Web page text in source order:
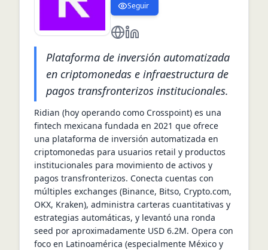
Seguir
https://ridian.io/
https://mx.linkedin.com/
Plataforma de inversión automatizada
en criptomonedas e infraestructura de
pagos transfronterizos institucionales.
Ridian (hoy operando como Crosspoint) es una
fintech mexicana fundada en 2021 que ofrece
una plataforma de inversión automatizada en
criptomonedas para usuarios retail y productos
institucionales para movimiento de activos y
pagos transfronterizos. Conecta cuentas con
múltiples exchanges (Binance, Bitso, Crypto.com,
OKX, Kraken), administra carteras cuantitativas y
estrategias automáticas, y levantó una ronda
seed por aproximadamente USD 6.2M. Opera con
foco en Latinoamérica (especialmente México y